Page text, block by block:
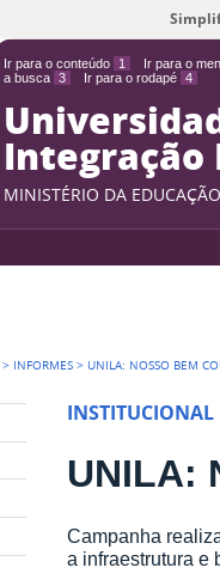
Ir para o conteúdo 1 Ir para o
a busca 3 Ir para o rodapé 4
Integração
MINISTÉRIO DA EDUCAÇÃO
> INFORMES > UNILA: NOSSO BEM
INSTITUCIONAL
UNILA:
Campanha
a infraestrutura e